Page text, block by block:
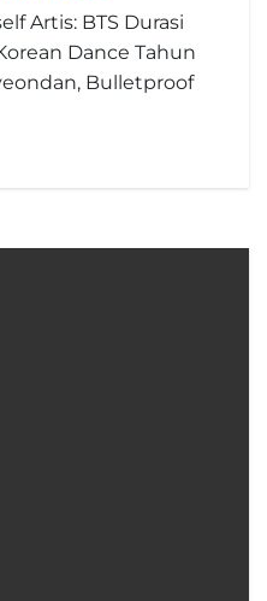
Artis: BTS Durasi
Dance Tahun
Bulletproof